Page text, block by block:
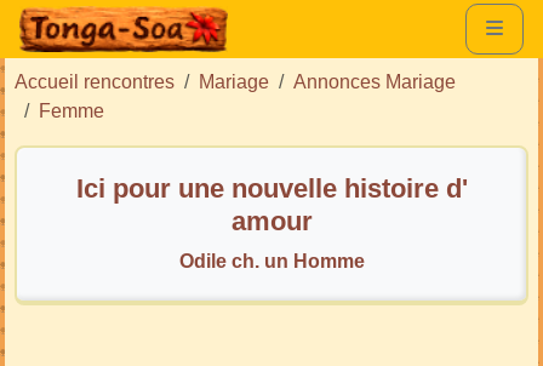
Accueil rencontres Mariage
Annonces Mariage
Femme
Ici pour une nouvelle histoire d'
amour
Odile ch. un Homme